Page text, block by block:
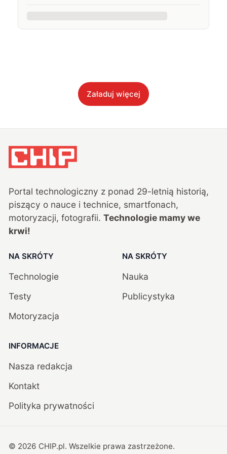
Załaduj więcej
Portal technologiczny z ponad 29-letnią historią,
piszący o nauce i technice, smartfonach,
motoryzacji, fotografii. Technologie mamy we
krwi!
NA SKRÓTY
Technologie
Testy
Motoryzacja
NA SKRÓTY
Nauka
Publicystyka
INFORMACJE
Nasza redakcja
Kontakt
Polityka prywatności
© 2026 CHIP.pl. Wszelkie prawa zastrzeżone.